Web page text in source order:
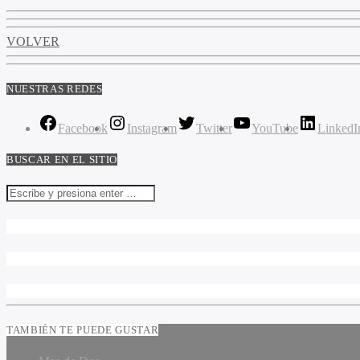
VOLVER
NUESTRAS REDES
Facebook Instagram Twitter YouTube
BUSCAR EN EL SITIO
TAMBIÉN TE PUEDE GUSTAR